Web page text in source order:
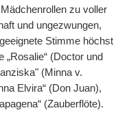
zu voller
und ungezwungen,
Stimme höchst
„Rosalie“ (Doctor und
(Minna v.
Elvira“ (Don Juan),
(Zauberflöte).